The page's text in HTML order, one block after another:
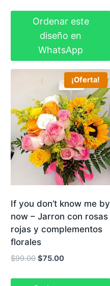
original
era:
$69.95.
actual
es:
$55.00.
Ordenar este
diseño en
WhatsApp
¡Oferta!
If you don’t know me by
now – Jarron con rosas
rojas y complementos
florales
$99.00 El
$75.00El